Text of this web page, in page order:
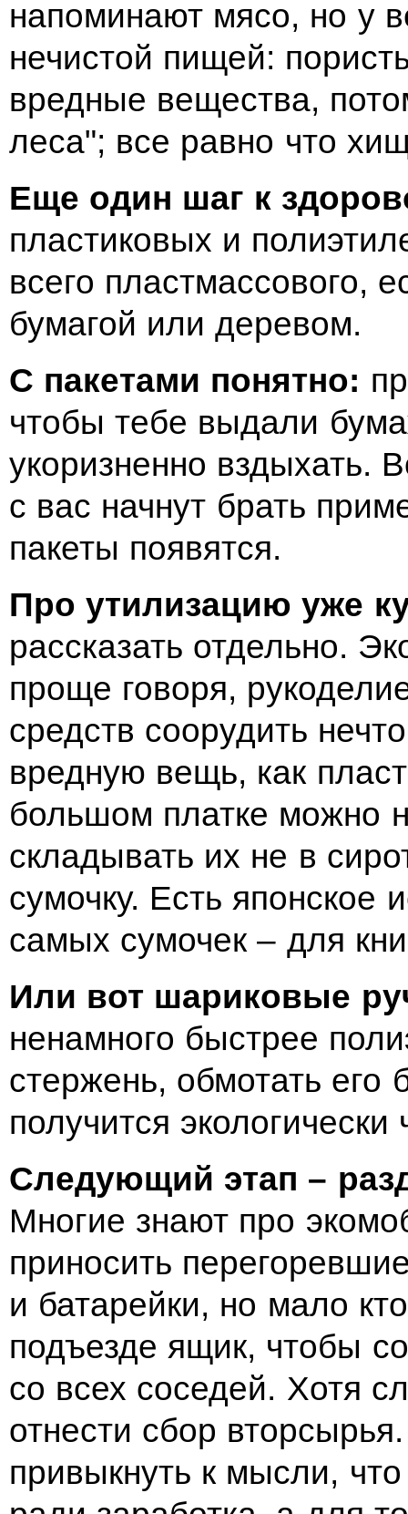
напоминают мясо, но у
нечистой пищей:
вредные вещества,
леса"; все равно что
Еще один шаг к
пластиковых и
всего пластмассового,
бумагой или деревом.
С пакетами понятно:
чтобы тебе выдали
укоризненно вздыхать.
с вас начнут брать
пакеты появятся.
Про утилизацию уже
рассказать отдельно.
проще говоря,
средств соорудить
вредную вещь, как
большом платке можно
складывать их не в
сумочку. Есть японское
самых сумочек – для
Или вот шариковые
ненамного быстрее
стержень, обмотать его
получится экологически
Следующий этап –
Многие знают про
приносить
и батарейки, но мало
подъезде ящик, чтобы
со всех соседей. Хотя
отнести сбор
привыкнуть к мысли,